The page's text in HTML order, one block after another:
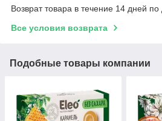
Возврат товара в течение 14 дней по
Все условия возврата
Подобные товары компании